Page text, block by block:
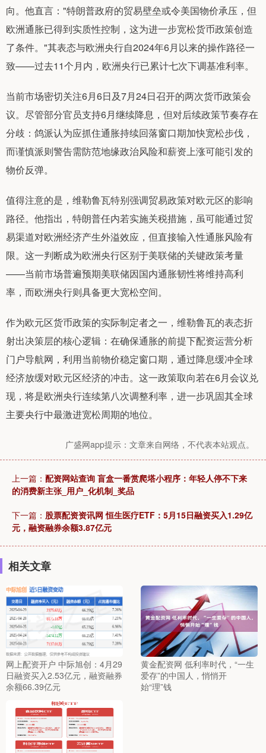
向。他直言："特朗普政府的贸易壁垒或令美国物价承压，但
欧洲通胀已得到实质性控制，这为进一步宽松货币政策创造
了条件。"其表态与欧洲央行自2024年6月以来的操作路径一
致——过去11个月内，欧洲央行已累计七次下调基准利率。
当前市场密切关注6月6日及7月24日召开的两次货币政策会
议。尽管部分官员支持6月继续降息，但对后续政策节奏存在
分歧：鸽派认为应抓住通胀持续回落窗口期加快宽松步伐，
而谨慎派则警告需防范地缘政治风险和薪资上涨可能引发的
物价反弹。
值得注意的是，维勒鲁瓦特别强调贸易政策对欧元区的影响
路径。他指出，特朗普任内若实施关税措施，虽可能通过贸
易渠道对欧洲经济产生外溢效应，但直接输入性通胀风险有
限。这一判断成为欧洲央行区别于美联储的关键政策考量
——当前市场普遍预期美联储因国内通胀韧性将维持高利
率，而欧洲央行则具备更大宽松空间。
作为欧元区货币政策的实际制定者之一，维勒鲁瓦的表态折
射出决策层的核心逻辑：在确保通胀的前提下配资运营分析
门户导航网，利用当前物价稳定窗口期，通过降息缓冲全球
经济放缓对欧元区经济的冲击。这一政策取向若在6月会议兑
现，将是欧洲央行连续第八次调整利率，进一步巩固其全球
主要央行中最激进宽松周期的地位。
广盛网app提示：文章来自网络，不代表本站观点。
上一篇： 配资网站查询 盲盒一番赏爬塔小程序：年轻人停不下来
的消费新主张_用户_化机制_奖品
下一篇： 股票配资资讯网 恒生医疗ETF：5月15日融资买入1.29亿
元，融资融券余额3.87亿元
相关文章
网上配资开户 中际旭创：4月29
日融资买入2.53亿元，融资融券
余额66.39亿元
黄金配资网 低利率时代，“一生
爱存”的中国人，悄悄开
始“理”钱